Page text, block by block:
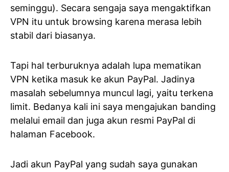
seminggu). Secara sengaja saya mengaktifkan
VPN itu untuk browsing karena merasa lebih
stabil dari biasanya.
Tapi hal terburuknya adalah lupa mematikan
VPN ketika masuk ke akun PayPal. Jadinya
masalah sebelumnya muncul lagi, yaitu terkena
limit. Bedanya kali ini saya mengajukan banding
melalui email dan juga akun resmi PayPal di
halaman Facebook.
Jadi akun PayPal yang sudah saya gunakan